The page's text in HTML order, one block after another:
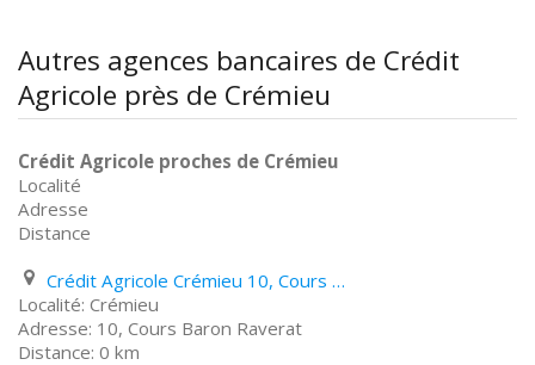
Autres agences bancaires de Crédit
Agricole près de Crémieu
Crédit Agricole proches de Crémieu
Localité
Adresse
Distance
Crédit Agricole Crémieu 10, Cours Baron Raverat
Crémieu
10, Cours Baron Raverat
0 km